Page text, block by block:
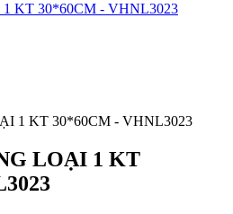
KT 30*60CM - VHNL3023
LOẠI 1 KT